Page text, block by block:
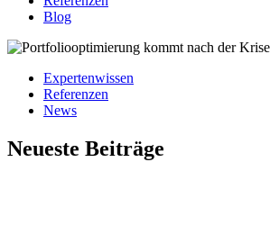
Blog
Expertenwissen
Referenzen
News
Neueste Beiträge